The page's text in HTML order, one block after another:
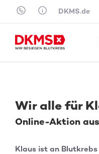
Skip to content
DKMS.de
Wir alle für
Online-Aktion
Klaus ist an